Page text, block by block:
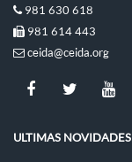
981 630 618
981 614 443
ceida@ceida.org
ULTIMAS NOVIDADES